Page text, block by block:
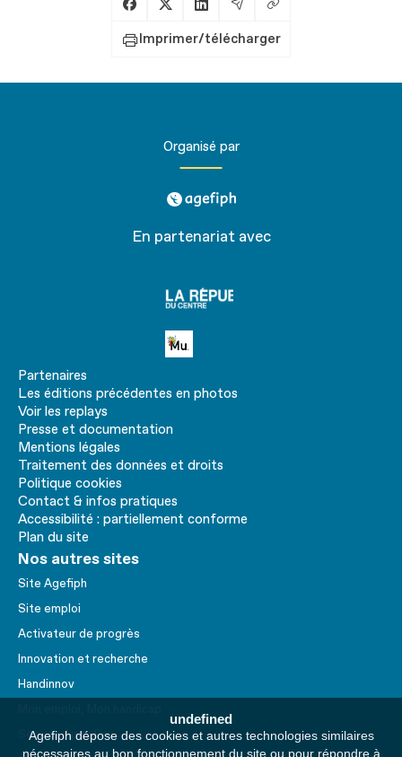
undefined
Agefiph dépose des cookies et autres technologies similaires
nécessaires au bon fonctionnement du site ou pour répondre à
Partager sur Facebook
Partager sur X
Partager sur LinkedIn
Partager par Email
Copier le lien
Imprimer/télécharger
Organisé par
agefiph
En partenariat avec
république
Petite MU
Partenaires
Les éditions précédentes en photos
Voir les replays
Presse et documentation
Mentions légales
Traitement des données et droits
Politique cookies
Contact & infos pratiques
Accessibilité : partiellement conforme
Plan du site
Nos autres sites
Site Agefiph
Site emploi
Activateur de progrès
Innovation et recherche
Handinnov
Service AppuiPro